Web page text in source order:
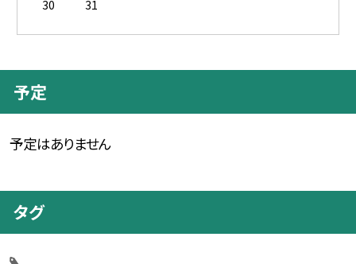
30
31
予定
予定はありません
タグ